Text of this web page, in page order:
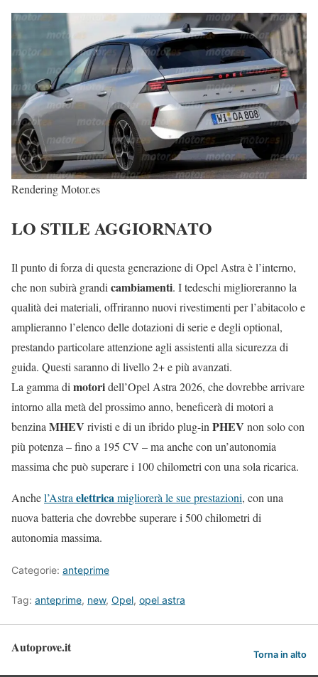
Rendering Motor.es
LO STILE AGGIORNATO
Il punto di forza di questa generazione di Opel Astra è l’interno,
che non subirà grandi cambiamenti. I tedeschi miglioreranno la
qualità dei materiali, offriranno nuovi rivestimenti per l’abitacolo e
amplieranno l’elenco delle dotazioni di serie e degli optional,
prestando particolare attenzione agli assistenti alla sicurezza di
guida. Questi saranno di livello 2+ e più avanzati.
La gamma di motoridell’Opel Astra 2026, che dovrebbe arrivare
intorno alla metà del prossimo anno, beneficerà di motori a
benzina MHEV rivisti e di un ibrido plug-in PHEV non solo con
più potenza – fino a 195 CV – ma anche con un’autonomia
massima che può superare i 100 chilometri con una sola ricarica.
Anchel’Astra elettricamigliorerà le sue prestazioni, con una
nuova batteria che dovrebbe superare i 500 chilometri di
autonomia massima.
Categorie: anteprime
Tag: anteprime, new, Opel, opel astra
Autoprove.it Torna in alto